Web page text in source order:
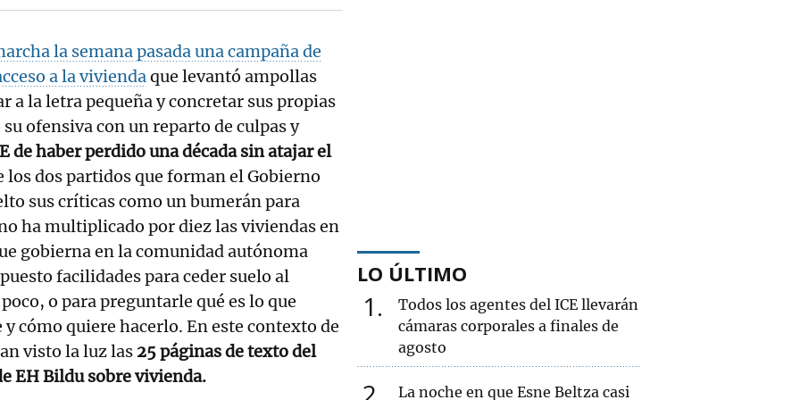
la semana pasada una campaña de
a la viviendaque levantó ampollas
a la letra pequeña y concretar sus propias
ofensiva con un reparto de culpas y
de haber perdido una década sin atajar el
los dos partidos que forman el Gobierno
sus críticas como un bumerán para
ha multiplicado por diez las viviendas en
gobierna en la comunidad autónoma
facilidades para ceder suelo al
o para preguntarle qué es lo que
cómo quiere hacerlo. En este contexto de
visto la luz las 25 páginas de texto del
EH Bildu sobre vivienda.
LO ÚLTIMO
1
Todos los agentes del ICE llevarán
cámaras corporales a finales de
agosto
La noche en que Esne Beltza casi